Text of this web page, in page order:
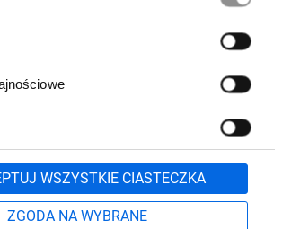
WSZYSTKIE CIASTECZKA
ZGODA NA WYBRANE
500 700 lub
71 37 61 600
Formularz kontaktowy